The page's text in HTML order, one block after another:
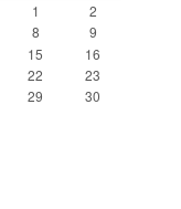
1 2
8
9
15
16
22
23
29
30